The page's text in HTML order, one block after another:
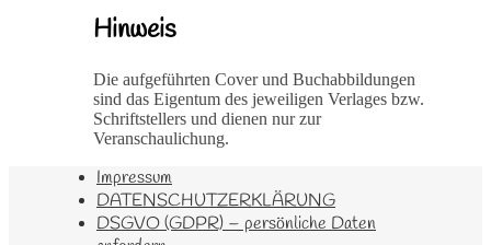
Hinweis
Die aufgeführten Cover und Buchabbildungen
sind das Eigentum des jeweiligen Verlages bzw.
Schriftstellers und dienen nur zur
Veranschaulichung.
Impressum
DATENSCHUTZERKLÄRUNG
DSGVO (GDPR) – persönliche Daten